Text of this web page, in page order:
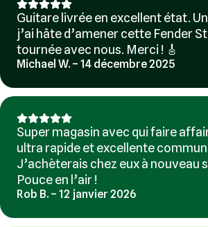
Guitare livrée en excellent état.
j’ai hâte d’amener cette Fender
tournée avec nous. Merci ! 🎸
Michael W. – 14 décembre 2025
Super magasin avec qui faire
ultra rapide et excellente
J’achèterais chez eux à nouveau
Pouce en l’air !
Rob B. – 12 janvier 2026